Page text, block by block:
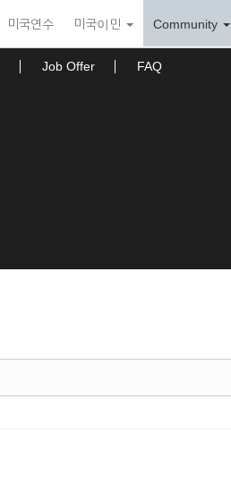
미국연수 미국이민 Community
Job Offer FAQ